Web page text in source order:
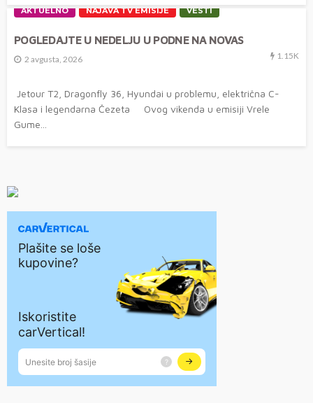
AKTUELNO NAJAVA TV EMISIJE VESTI
POGLEDAJTE U NEDELJU U PODNE NA NOVAS
2 avgusta, 2026 1.15K
Jetour T2, Dragonfly 36, Hyundai u problemu, električna C-
Klasa i legendarna Čezeta Ovog vikenda u emisiji Vrele
Gume...